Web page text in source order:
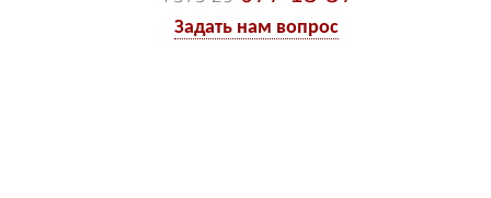
Задать нам вопрос